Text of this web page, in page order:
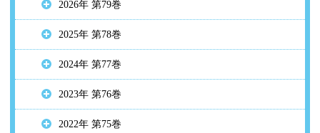
2026年 第79巻
2025年 第78巻
2024年 第77巻
2023年 第76巻
2022年 第75巻